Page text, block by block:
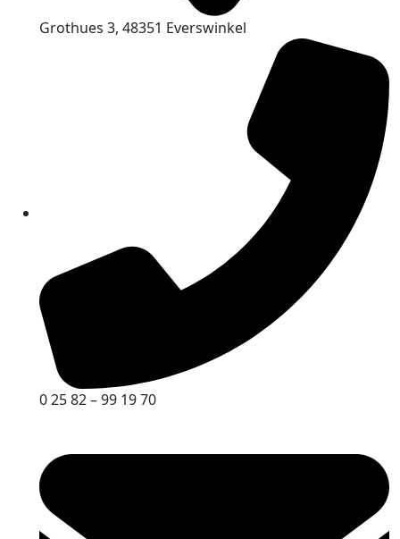
Grothues 3, 48351 Everswinkel
0 25 82 – 99 19 70